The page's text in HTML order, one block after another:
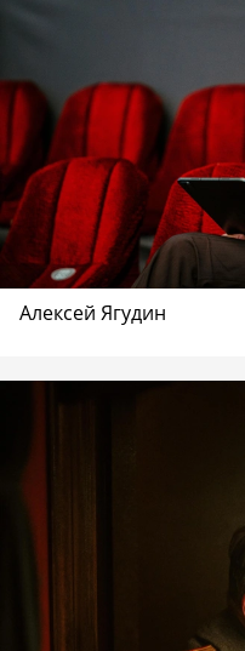
Алексей Ягудин